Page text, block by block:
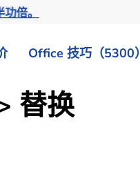
功倍。
Office 技巧（5300）
替换